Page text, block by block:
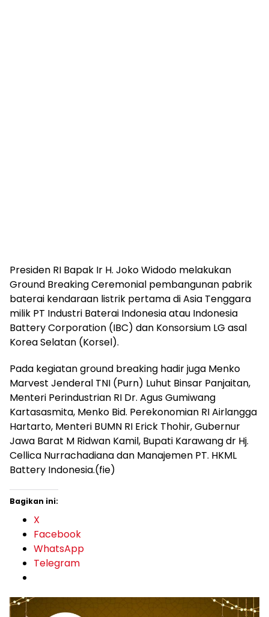
Presiden RI Bapak Ir H. Joko Widodo melakukan
Ground Breaking Ceremonial pembangunan pabrik
baterai kendaraan listrik pertama di Asia Tenggara
milik PT Industri Baterai Indonesia atau Indonesia
Battery Corporation (IBC) dan Konsorsium LG asal
Korea Selatan (Korsel).
Pada kegiatan ground breaking hadir juga Menko
Marvest Jenderal TNI (Purn) Luhut Binsar Panjaitan,
Menteri Perindustrian RI Dr. Agus Gumiwang
Kartasasmita, Menko Bid. Perekonomian RI Airlangga
Hartarto, Menteri BUMN RI Erick Thohir, Gubernur
Jawa Barat M Ridwan Kamil, Bupati Karawang dr Hj.
Cellica Nurrachadiana dan Manajemen PT. HKML
Battery Indonesia.(fie)
Bagikan ini:
X
Facebook
WhatsApp
Telegram